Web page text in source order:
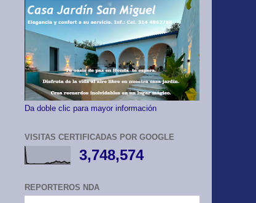
Da doble clic para mayor información
VISITAS CERTIFICADAS POR GOOGLE
3,748,574
REPORTEROS NDA